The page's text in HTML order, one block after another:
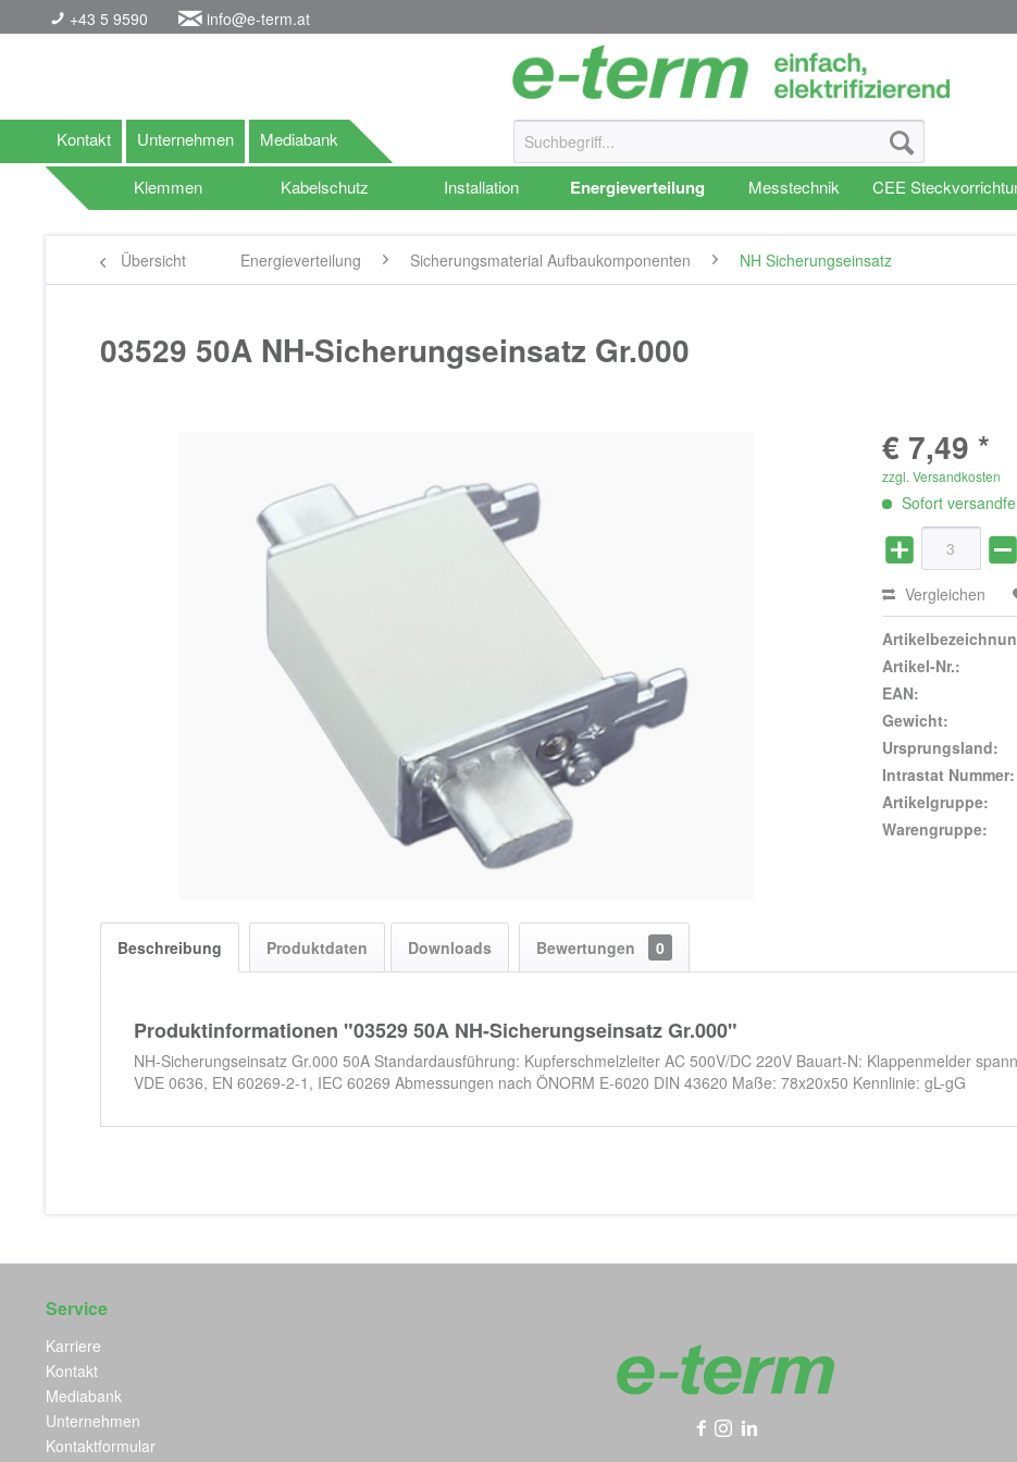
+43 5 9590 info@e-term.at
Kontakt Unternehmen Mediabank
Klemmen Kabelschutz Installation Energieverteilung Messtechnik CEE
Übersicht Energieverteilung Sicherungsmaterial Aufbaukomponenten NH Sicherungseinsatz
03529 50A NH-Sicherungseinsatz Gr.000
€ 7,49 *
zzgl. Versandkosten
Sofort
Vergleichen
Artikel-Nr.:
EAN:
Gewicht:
Ursprungsland:
Intrastat Nummer:
Artikelgruppe:
Warengruppe:
Beschreibung Produktdaten Downloads Bewertungen 0
Produktinformationen "03529 50A NH-Sicherungseinsatz Gr.000"
NH-Sicherungseinsatz Gr.000 50A Standardausführung: Kupferschmelzleiter AC 500V/DC 220V Bauart-N: Klappenmelder
VDE 0636, EN 60269-2-1, IEC 60269 Abmessungen nach ÖNORM E-6020 DIN 43620 Maße: 78x20x50 Kennlinie: gL-gG
Service
Karriere
Kontakt
Mediabank
Unternehmen
Kontaktformular